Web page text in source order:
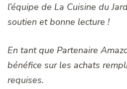
l’équipe de La Cuisine du
soutien et bonne lecture !
En tant que Partenaire
bénéfice sur les achats
requises.